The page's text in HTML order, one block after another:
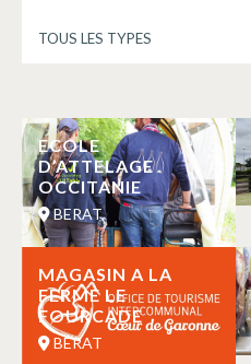
ECOLE
D’ATTELAGE
OCCITANIE
BERAT
MAGASIN A LA
FERME LE
FOURCADE
BERAT